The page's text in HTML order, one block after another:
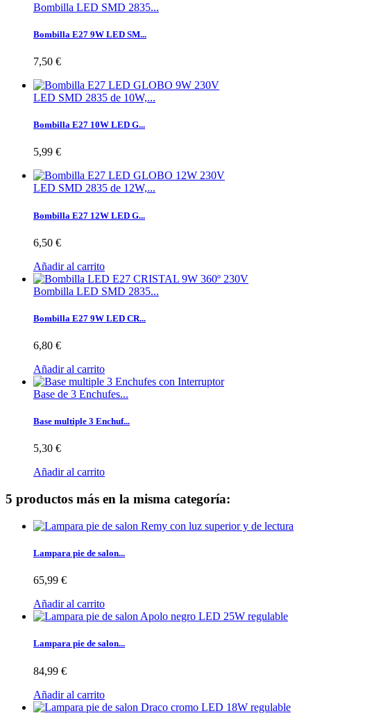
Bombilla LED SMD 2835...
Bombilla E27 9W LED SM...
7,50 €
LED SMD 2835 de 10W,...
Bombilla E27 10W LED G...
5,99 €
LED SMD 2835 de 12W,...
Bombilla E27 12W LED G...
6,50 €
Añadir al carrito
Bombilla LED SMD 2835...
Bombilla E27 9W LED CR...
6,80 €
Añadir al carrito
Base de 3 Enchufes...
Base multiple 3 Enchuf...
5,30 €
Añadir al carrito
5 productos más en la misma categoría:
Lampara pie de salon...
65,99 €
Añadir al carrito
Lampara pie de salon...
84,99 €
Añadir al carrito